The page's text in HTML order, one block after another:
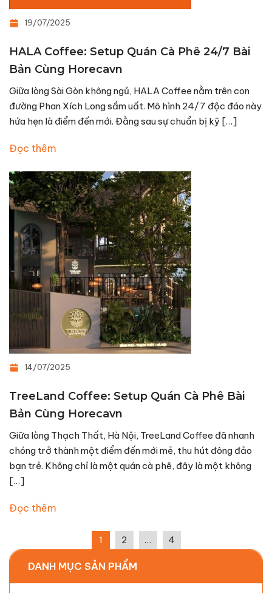
19/07/2025
HALA Coffee: Setup Quán Cà Phê 24/7 Bài
Bản Cùng Horecavn
Giữa lòng Sài Gòn không ngủ, HALA Coffee nằm trên con
đường Phan Xích Long sầm uất. Mô hình 24/7 độc đáo này
hứa hẹn là điểm đến mới. Đằng sau sự chuẩn bị kỹ […]
Đọc thêm
14/07/2025
TreeLand Coffee: Setup Quán Cà Phê Bài
Bản Cùng Horecavn
Giữa lòng Thạch Thất, Hà Nội, TreeLand Coffee đã nhanh
chóng trở thành một điểm đến mới mẻ, thu hút đông đảo
bạn trẻ. Không chỉ là một quán cà phê, đây là một không
[…]
Đọc thêm
1 2 … 4
DANH MỤC SẢN PHẨM